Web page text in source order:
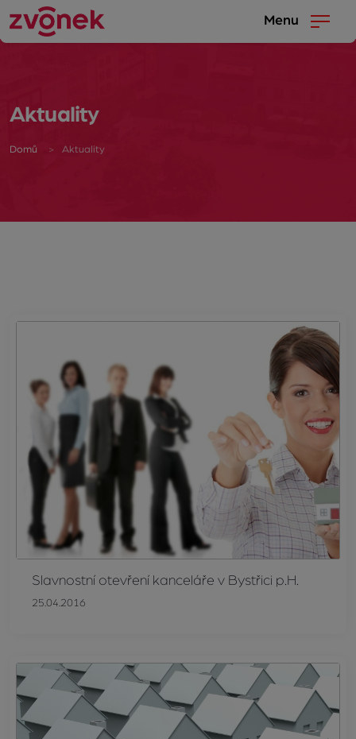
Menu
Aktuality
Domů Aktuality
Slavnostní otevření kanceláře v Bystřici p.H.
25.04.2016